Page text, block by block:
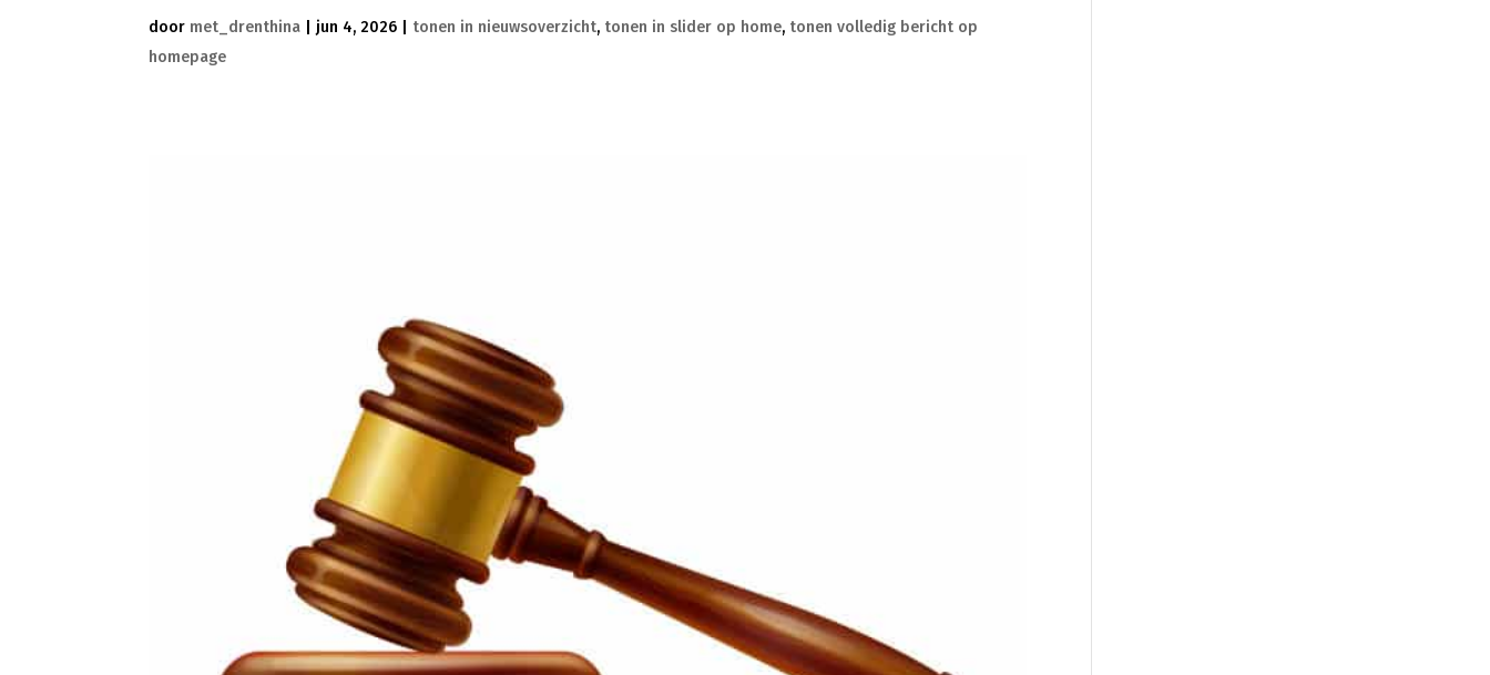
door met_drenthina jun 4, 2026 tonen in nieuwsoverzicht, tonen in slider op home, tonen volledig bericht op
homepage